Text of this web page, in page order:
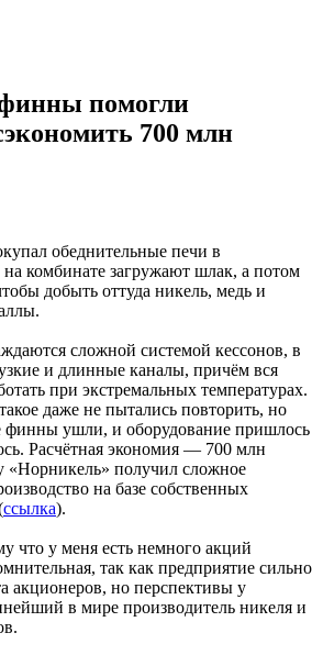
помогли
700 млн
обеднительные печи в
комбинате загружают шлак, а потом
добыть оттуда никель, медь и
сложной системой кессонов, в
и длинные каналы, причём вся
при экстремальных температурах.
даже не пытались повторить, но
финны ушли, и оборудование пришлось
Расчётная экономия — 700 млн
«Норникель» получил сложное
на базе собственных
ссылка).
что у меня есть немного акций
так как предприятие сильно
акционеров, но перспективы у
в мире производитель никеля и